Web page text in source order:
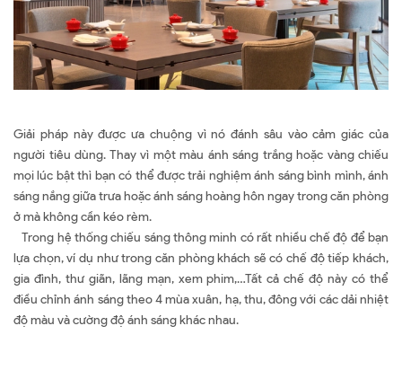
Giải pháp này được ưa chuộng vì nó đánh sâu vào cảm giác của
người tiêu dùng. Thay vì một màu ánh sáng trắng hoặc vàng chiếu
mọi lúc bật thì bạn có thể được trải nghiệm ánh sáng bình mình, ánh
sáng nắng giữa trưa hoặc ánh sáng hoàng hôn ngay trong căn phòng
ở mà không cần kéo rèm.
Trong hệ thống chiếu sáng thông minh có rất nhiều chế độ để bạn
lựa chọn, ví dụ như trong căn phòng khách sẽ có chế độ tiếp khách,
gia đình, thư giãn, lãng mạn, xem phim,…Tất cả chế độ này có thể
điều chỉnh ánh sáng theo 4 mùa xuân, hạ, thu, đông với các dải nhiệt
độ màu và cường độ ánh sáng khác nhau.